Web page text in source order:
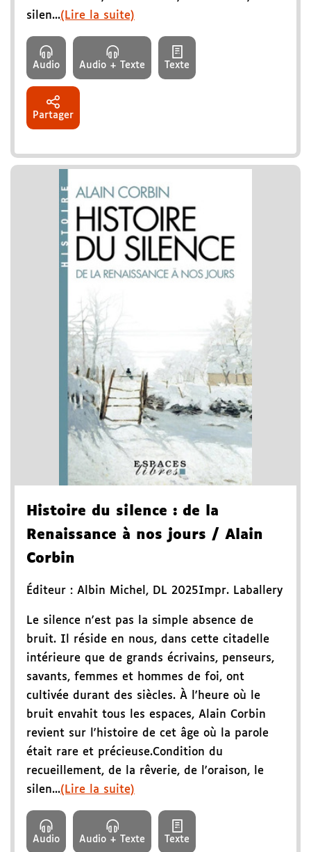
silen...(Lire la suite)
Audio Audio + Texte Texte
Partager
Histoire du silence : de la
Renaissance à nos jours / Alain
Corbin
Éditeur : Albin Michel , DL 2025Impr. Laballery
Le silence n'est pas la simple absence de
bruit. Il réside en nous, dans cette citadelle
intérieure que de grands écrivains, penseurs,
savants, femmes et hommes de foi, ont
cultivée durant des siècles. À l'heure où le
bruit envahit tous les espaces, Alain Corbin
revient sur l'histoire de cet âge où la parole
était rare et précieuse.Condition du
recueillement, de la rêverie, de l'oraison, le
silen...(Lire la suite)
Audio Audio + Texte Texte